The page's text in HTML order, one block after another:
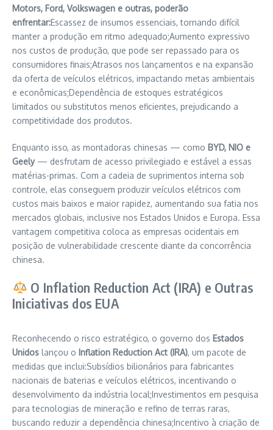
Motors, Ford, Volkswagen e outras, poderão
enfrentar:Escassez de insumos essenciais, tornando difícil
manter a produção em ritmo adequado;Aumento expressivo
nos custos de produção, que pode ser repassado para os
consumidores finais;Atrasos nos lançamentos e na expansão
da oferta de veículos elétricos, impactando metas ambientais
e econômicas;Dependência de estoques estratégicos
limitados ou substitutos menos eficientes, prejudicando a
competitividade dos produtos.
Enquanto isso, as montadoras chinesas — como BYD, NIO e
Geely— desfrutam de acesso privilegiado e estável a essas
matérias-primas. Com a cadeia de suprimentos interna sob
controle, elas conseguem produzir veículos elétricos com
custos mais baixos e maior rapidez, aumentando sua fatia nos
mercados globais, inclusive nos Estados Unidos e Europa. Essa
vantagem competitiva coloca as empresas ocidentais em
posição de vulnerabilidade crescente diante da concorrência
chinesa.
O Inflation Reduction Act (IRA) e Outras
Iniciativas dos EUA
Reconhecendo o risco estratégico, o governo dos Estados
Unidos lançou o Inflation Reduction Act (IRA), um pacote de
medidas que inclui:Subsídios bilionários para fabricantes
nacionais de baterias e veículos elétricos, incentivando o
desenvolvimento da indústria local;Investimentos em pesquisa
para tecnologias de mineração e refino de terras raras,
buscando reduzir a dependência chinesa;Incentivo à criação de